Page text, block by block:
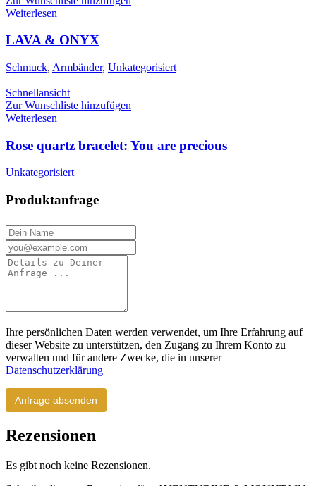
Weiterlesen
LAVA & ONYX
Schmuck, Armbänder, Unkategorisiert
Schnellansicht
Zur Wunschliste hinzufügen
Weiterlesen
Rose quartz bracelet: You are precious
Unkategorisiert
Produktanfrage
Ihre persönlichen Daten werden verwendet, um Ihre Erfahrung auf
dieser Website zu unterstützen, den Zugang zu Ihrem Konto zu
verwalten und für andere Zwecke, die in unserer
Datenschutzerklärung
Rezensionen
Es gibt noch keine Rezensionen.